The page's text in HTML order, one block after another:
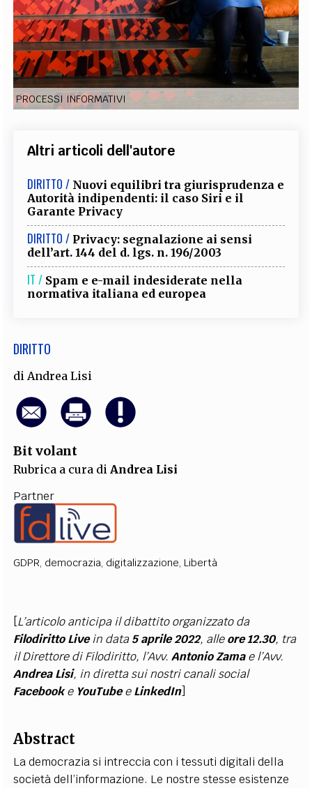
SOCIAL MEDIA
PROCESSI INFORMATIVI
Altri articoli dell'autore
DIRITTO / Nuovi equilibri tra giurisprudenza e
Autorità indipendenti: il caso Siri e il
Garante Privacy
DIRITTO / Privacy: segnalazione ai sensi
dell’art. 144 del d. lgs. n. 196/2003
IT / Spam e e-mail indesiderate nella
normativa italiana ed europea
DIRITTO
di Andrea Lisi
Bit volant
Rubrica a cura di Andrea Lisi
Partner
GDPR democrazia digitalizzazione Libertà
[L’articolo anticipa il dibattito organizzato da
Filodiritto Livein data5 aprile 2022, alle ore 12.30, tra
il Direttore di Filodiritto, l’Avv.Antonio Zamae l’Avv.
Andrea Lisi, in diretta sui nostri canali social
Facebooke YouTubee LinkedIn]
Abstract
La democrazia si intreccia con i tessuti digitali della
società dell’informazione. Le nostre stesse esistenze